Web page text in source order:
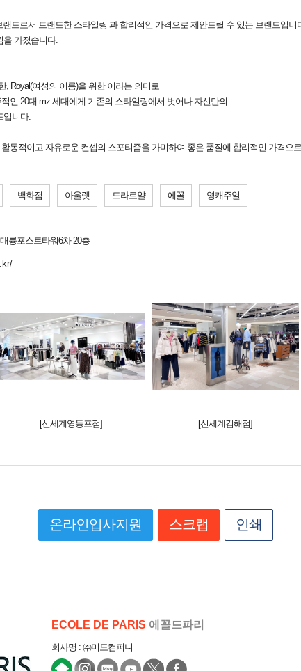
드로서 트랜드한 스타일링 과 합리적인 가격으로 제안드릴 수 있는 브랜드입니
을 가졌습니다.
Royal(여성의 이름)을 위한 이라는 의미로
인 20대 mz 세대에게 기존의 스타일링에서 벗어나 자신만의
입니다.
동적이고 자유로운 컨셉의 스포티즘을 가미하여 좋은 품질에 합리적인 가격으
백화점 아울렛 드라로얄 에꼴 영캐주얼
륭포스트타워6차 20층
[신세계영등포점] [신세계김해점]
온라인입사지원 스크랩 인쇄
ECOLE DE PARIS 에꼴드파리
회사명 : ㈜미도컴퍼니